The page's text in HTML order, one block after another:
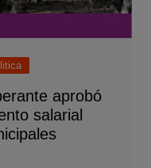
aprobó
salarial